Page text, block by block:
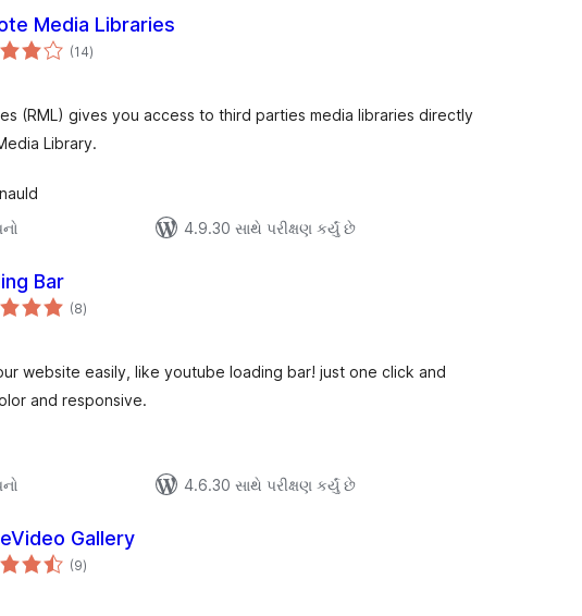
Media Libraries
(14કુલ
રેટિંગ્સ
)
(RML) gives you access to third parties media libraries directly
Library.
4.9.30 સાથે પરીક્ષણ કર્યું છે
Bar
(8કુલ
રેટિંગ્સ
)
website easily, like youtube loading bar! just one click and
and responsive.
4.6.30 સાથે પરીક્ષણ કર્યું છે
Gallery
(9કુલ
રેટિંગ્સ
)